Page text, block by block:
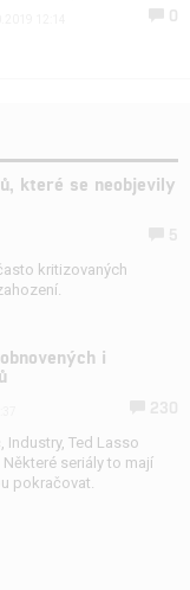
0
které se neobjevily
kritizovaných
i
Industry, Ted Lasso
seriály to mají
pokračovat.